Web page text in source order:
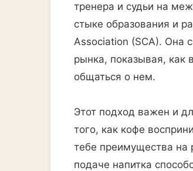
тренера и судьи на
стыке образования и
Association (SCA). Она
рынка, показывая, как
общаться о нем.
Этот подход важен и
того, как кофе
тебе преимущества на
подаче напитка